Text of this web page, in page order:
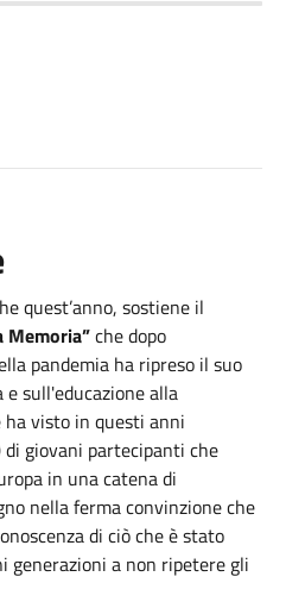
quest’anno, sostiene il
Memoria”che dopo
pandemia ha ripreso il suo
sull'educazione alla
visto in questi anni
giovani partecipanti che
in una catena di
nella ferma convinzione che
di ciò che è stato
generazioni a non ripetere gli